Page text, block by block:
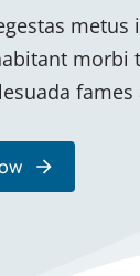
metus
morbi